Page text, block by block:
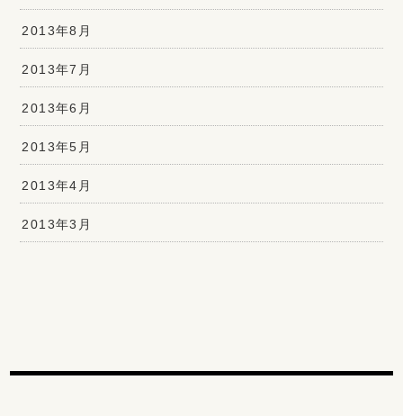
2013年8月
2013年7月
2013年6月
2013年5月
2013年4月
2013年3月